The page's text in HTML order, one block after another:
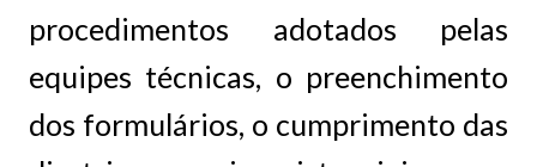
procedimentos adotados pelas
equipes técnicas, o preenchimento
dos formulários, o cumprimento das